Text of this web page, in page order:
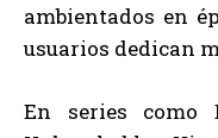
ambientados en
usuarios dedican
En series como